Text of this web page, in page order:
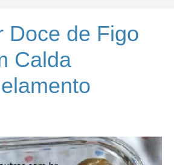
Doce de Figo
Calda